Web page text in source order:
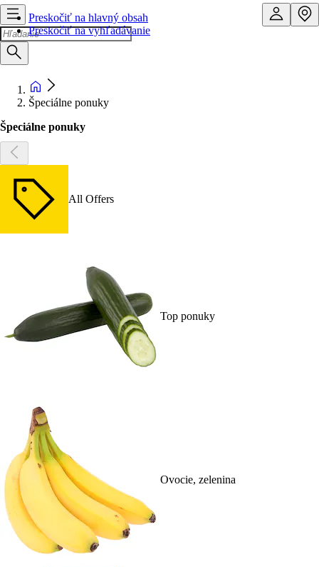
Preskočiť na hlavný obsah
Preskočiť na vyhľadávanie
Špeciálne ponuky
Špeciálne ponuky
All Offers
Top ponuky
Ovocie, zelenina